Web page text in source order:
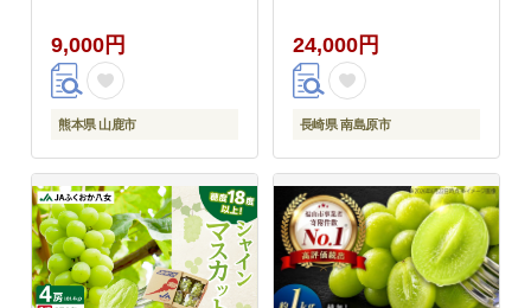
9,000円
熊本県 山鹿市
/ 長崎県農産品流通合同
会社 [SCB076]
24,000円
長崎県 南島原市